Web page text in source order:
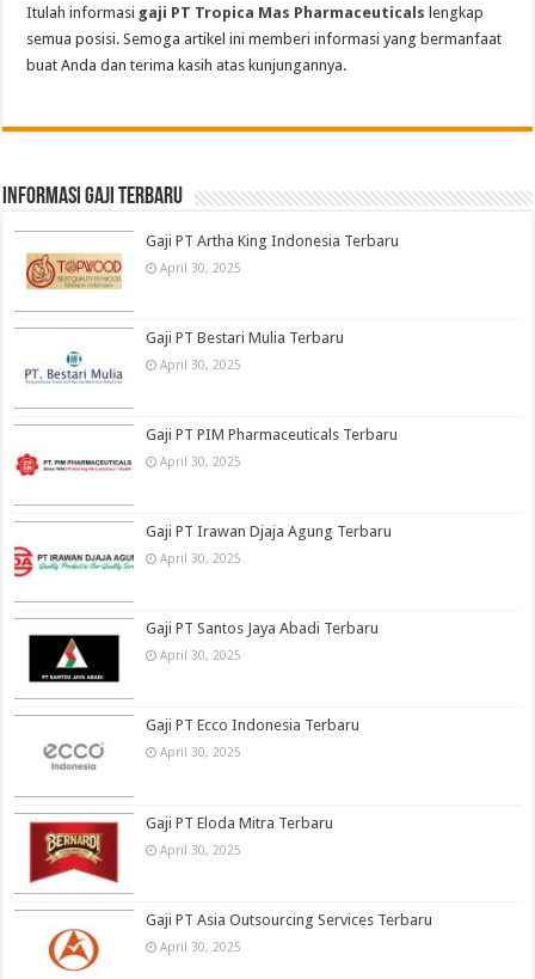
Itulah informasi gaji PT Tropica Mas Pharmaceuticals lengkap
semua posisi. Semoga artikel ini memberi informasi yang bermanfaat
buat Anda dan terima kasih atas kunjungannya.
informasi gaji terbaru
Gaji PT Artha King Indonesia Terbaru
April 30, 2025
Gaji PT Bestari Mulia Terbaru
April 30, 2025
Gaji PT PIM Pharmaceuticals Terbaru
April 30, 2025
Gaji PT Irawan Djaja Agung Terbaru
April 30, 2025
Gaji PT Santos Jaya Abadi Terbaru
April 30, 2025
Gaji PT Ecco Indonesia Terbaru
April 30, 2025
Gaji PT Eloda Mitra Terbaru
April 30, 2025
Gaji PT Asia Outsourcing Services Terbaru
April 30, 2025